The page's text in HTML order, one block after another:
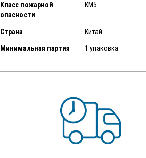
Класс пожарной
опасности
КМ5
Страна Китай
Минимальная партия 1 упаковка